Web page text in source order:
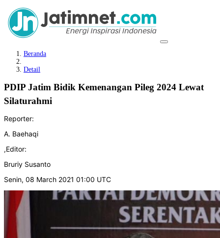
Beranda
Detail
PDIP Jatim Bidik Kemenangan Pileg 2024 Lewat
Silaturahmi
Reporter:
A. Baehaqi
,Editor:
Bruriy Susanto
Senin, 08 March 2021 01:00 UTC